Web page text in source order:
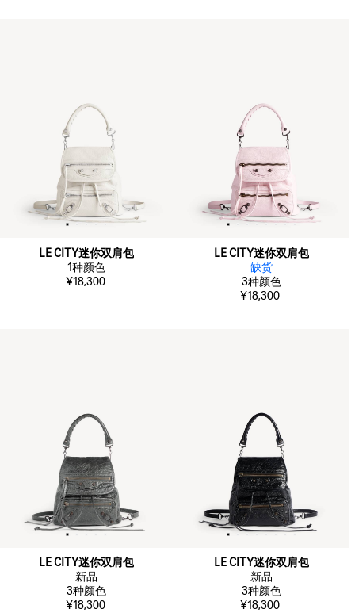
LE CITY迷你双肩包
1种颜色
¥18,300
LE CITY迷你双肩包
缺货
3种颜色
¥18,300
LE CITY迷你双肩包
新品
3种颜色
¥18,300
LE CITY迷你双肩包
新品
3种颜色
¥18,300